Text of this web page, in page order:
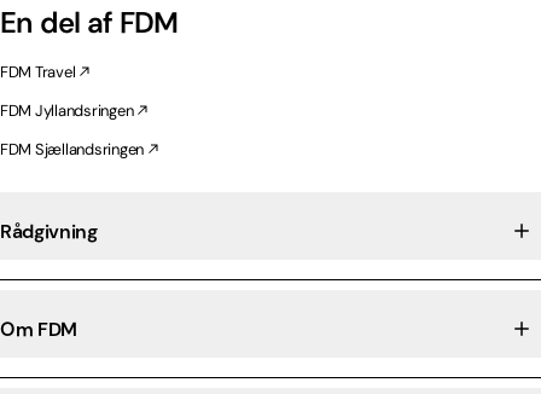
En del af FDM
FDM Travel
FDM Jyllandsringen
FDM Sjællandsringen
Rådgivning
Om FDM